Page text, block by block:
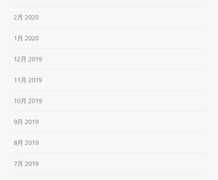
2月 2020
1月 2020
12月 2019
11月 2019
10月 2019
9月 2019
8月 2019
7月 2019